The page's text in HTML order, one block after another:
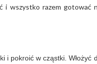
i wszystko razem gotować
i pokroić w cząstki.